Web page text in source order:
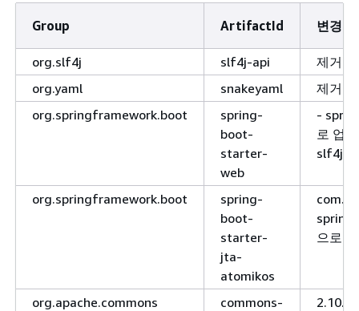
Group ArtifactId 변경
org.slf4j slf4j-api
제거(
org.yaml
snakeyaml
제거(
org.springframework.boot
spring-
boot-
starter-
web
-
로 업
slf4j
org.springframework.boot
spring-
boot-
starter-
jta-
atomikos
으로
org.apache.commons
commons-
2.10.0